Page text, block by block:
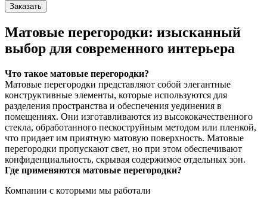
Заказать
Матовые перегородки: изысканный
выбор для современного интерьера
Что такое матовые перегородки?
Матовые перегородки представляют собой элегантные
конструктивные элементы, которые используются для
разделения пространства и обеспечения уединения в
помещениях. Они изготавливаются из высококачественного
стекла, обработанного пескоструйным методом или пленкой,
что придает им приятную матовую поверхность. Матовые
перегородки пропускают свет, но при этом обеспечивают
конфиденциальность, скрывая содержимое отдельных зон.
Где применяются матовые перегородки?
Компании с которыми мы работали